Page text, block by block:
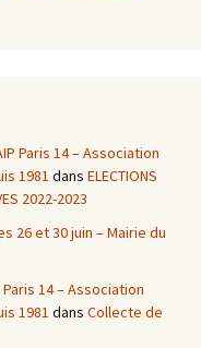
Paris 14 – Association
1981 dans ELECTIONS
2022-2023
26 et 30 juin – Mairie du
14 – Association
1981 dans Collecte de